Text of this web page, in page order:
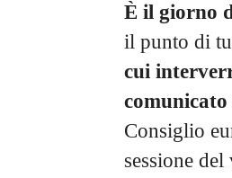
È il giorno
il punto di
cui
Consiglio
sessione